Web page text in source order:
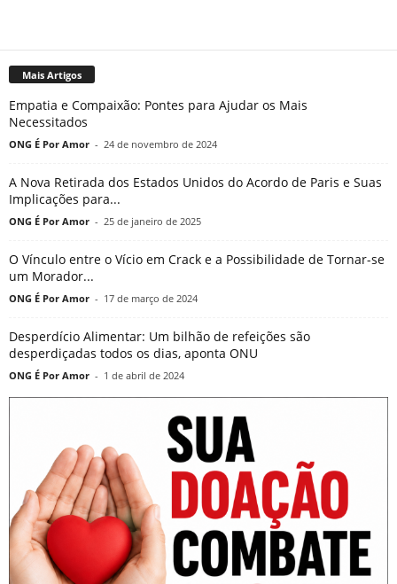
Mais Artigos
Empatia e Compaixão: Pontes para Ajudar os Mais
Necessitados
ONG É Por Amor - 24 de novembro de 2024
A Nova Retirada dos Estados Unidos do Acordo de Paris e Suas
Implicações para...
ONG É Por Amor - 25 de janeiro de 2025
O Vínculo entre o Vício em Crack e a Possibilidade de Tornar-se
um Morador...
ONG É Por Amor - 17 de março de 2024
Desperdício Alimentar: Um bilhão de refeições são
desperdiçadas todos os dias, aponta ONU
ONG É Por Amor - 1 de abril de 2024